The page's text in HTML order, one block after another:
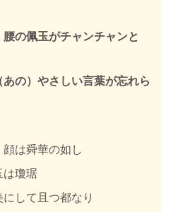
の佩玉がチャンチャンと
の）やさしい言葉が忘れら
は舜華の如し
瓊琚
して且つ都なり